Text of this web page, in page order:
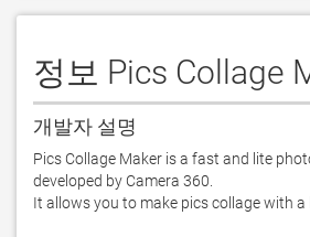
정보 Pics Collage
개발자 설명
Pics Collage Maker is a fast and lite
developed by Camera 360.
It allows you to make pics collage with a